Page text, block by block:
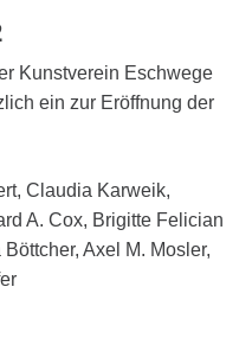
Kunstverein Eschwege
ein zur Eröffnung der
Claudia Karweik,
A. Cox, Brigitte Felician
Axel M. Mosler,